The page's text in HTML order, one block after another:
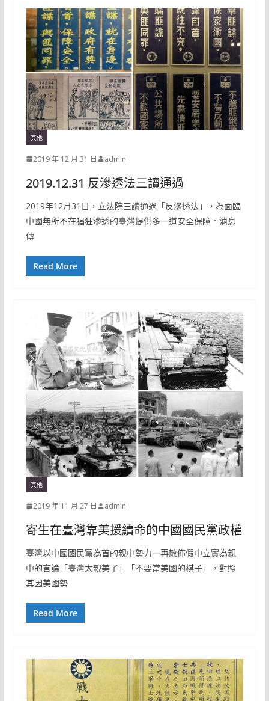
其他
2019 年 12 月 31 日 admin
2019.12.31 反滲透法三讀通過
2019年12月31日，立法院三讀通過「反滲透法」，為面臨
中國無所不在猖狂滲透的臺灣提供多一道安全保障。消息
傳
Read More
其他
2019 年 11 月 27 日 admin
寄生在臺灣靠美援續命的中國國民黨政權
臺灣以中國國民黨為首的親中勢力一再散佈假中立實為親
中的言論「臺灣太親美了」「不要當美國的棋子」，對照
其因美國勢
Read More